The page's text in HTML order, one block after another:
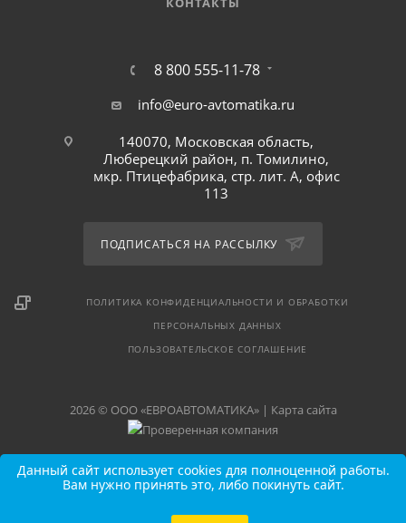
8 800 555-11-78
info@euro-avtomatika.ru
140070, Московская область,
Люберецкий район, п. Томилино,
мкр. Птицефабрика, стр. лит. А, офис
113
ПОДПИСАТЬСЯ НА РАССЫЛКУ
ПОЛИТИКА КОНФИДЕНЦИАЛЬНОСТИ И ОБРАБОТКИ
ПЕРСОНАЛЬНЫХ ДАННЫХ
ПОЛЬЗОВАТЕЛЬСКОЕ СОГЛАШЕНИЕ
2026 © ООО «ЕВРОАВТОМАТИКА» | Карта сайта
Данный сайт использует cookies для полноценной работы.
Вам нужно принять это, либо покинуть сайт.